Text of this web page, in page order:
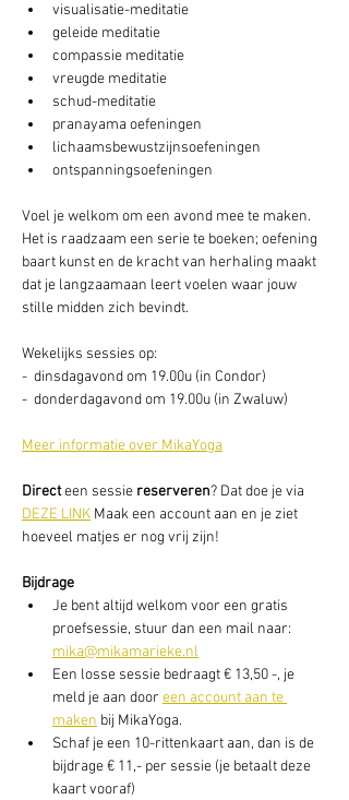
visualisatie-meditatie
geleide meditatie
compassie meditatie
vreugde meditatie
schud-meditatie
pranayama oefeningen
lichaamsbewustzijnsoefeningen
ontspanningsoefeningen
Voel je welkom om een avond mee te maken.
Het is raadzaam een serie te boeken; oefening
baart kunst en de kracht van herhaling maakt
dat je langzaamaan leert voelen waar jouw
stille midden zich bevindt.
Wekelijks sessies op:
-  dinsdagavond om 19.00u (in Condor)
-  donderdagavond om 19.00u (in Zwaluw)
Meer informatie over MikaYoga
Direct een sessie reserveren? Dat doe je via
DEZE LINK Maak een account aan en je ziet
hoeveel matjes er nog vrij zijn!
Bijdrage
Je bent altijd welkom voor een gratis
proefsessie, stuur dan een mail naar:
mika@mikamarieke.nl
Een losse sessie bedraagt € 13,50 -, je
meld je aan door een account aan te
maken bij MikaYoga.
Schaf je een 10-rittenkaart aan, dan is de
bijdrage € 11,- per sessie (je betaalt deze
kaart vooraf)